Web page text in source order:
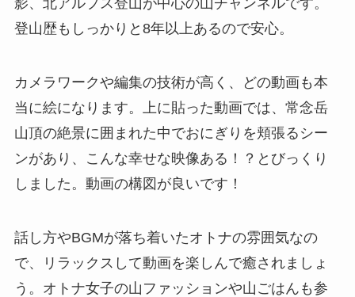
登山歴もしっかりと8年以上あるので安心。
カメラワークや編集の技術が高く、どの動画も本
当に絵になります。上に貼った動画では、常念岳
山頂の絶景に囲まれた中でおにぎりを頬張るシー
ンがあり、こんな幸せな映像ある！？とびっくり
しました。動画の構図が良いです！
話し方やBGMが落ち着いたオトナの雰囲気なの
で、リラックスして動画を楽しんで癒されましょ
う。オトナ女子の山ファッションや山ごはんも参